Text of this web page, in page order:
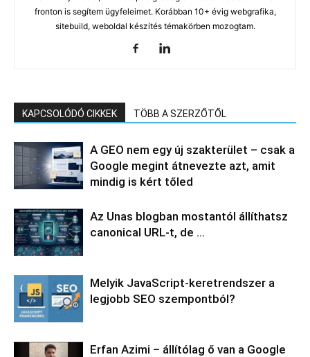
fronton is segítem ügyfeleimet. Korábban 10+ évig webgrafika,
sitebuild, weboldal készítés témakörben mozogtam.
KAPCSOLÓDÓ CIKKEK TÖBB A SZERZŐTŐL
A GEO nem egy új szakterület – csak a
Google megint átnevezte azt, amit
mindig is kért tőled
Az Unas blogban mostantól állíthatsz
canonical URL-t, de …
Melyik JavaScript-keretrendszer a
legjobb SEO szempontból?
Erfan Azimi – állítólag ő van a Google